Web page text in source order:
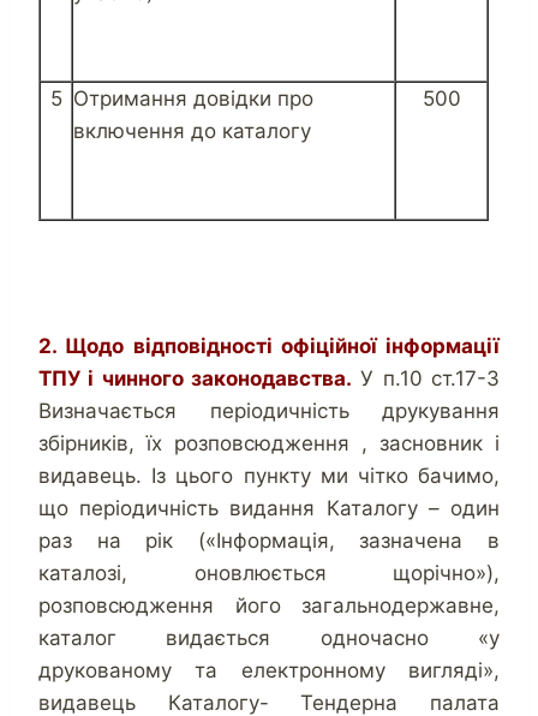
5 Отримання довідки про
включення до каталогу
500
2. Щодо відповідності офіційної інформації
ТПУ і чинного законодавства. У п.10 ст.17-3
Визначається періодичність друкування
збірників, їх розповсюдження , засновник і
видавець. Із цього пункту ми чітко бачимо,
що періодичність видання Каталогу – один
раз на рік («Інформація, зазначена в
каталозі, оновлюється щорічно»),
розповсюдження його загальнодержавне,
каталог видається одночасно «у
друкованому та електронному вигляді»,
видавець Каталогу- Тендерна палата